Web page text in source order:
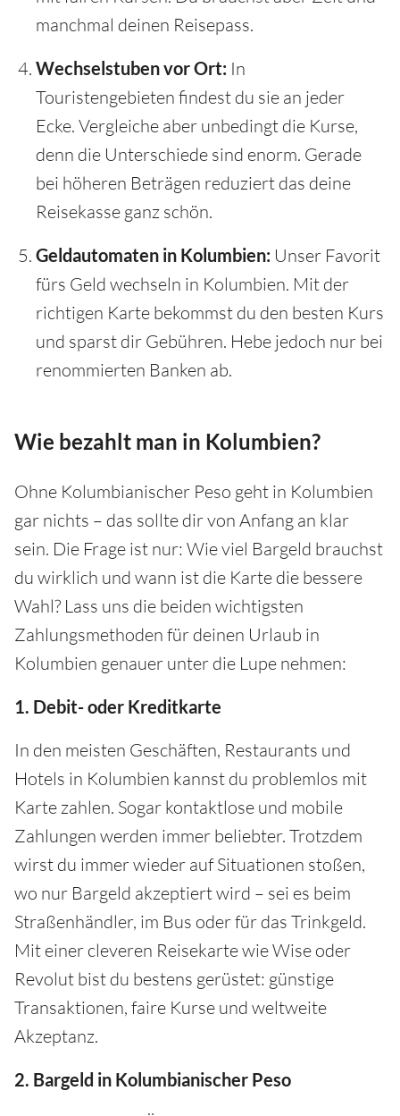
manchmal deinen Reisepass.
Wechselstuben vor Ort: In
Touristengebieten findest du sie an jeder
Ecke. Vergleiche aber unbedingt die Kurse,
denn die Unterschiede sind enorm. Gerade
bei höheren Beträgen reduziert das deine
Reisekasse ganz schön.
Geldautomaten in Kolumbien: Unser Favorit
fürs Geld wechseln in Kolumbien. Mit der
richtigen Karte bekommst du den besten Kurs
und sparst dir Gebühren. Hebe jedoch nur bei
renommierten Banken ab.
Wie bezahlt man in Kolumbien?
Ohne Kolumbianischer Peso geht in Kolumbien
gar nichts – das sollte dir von Anfang an klar
sein. Die Frage ist nur: Wie viel Bargeld brauchst
du wirklich und wann ist die Karte die bessere
Wahl? Lass uns die beiden wichtigsten
Zahlungsmethoden für deinen Urlaub in
Kolumbien genauer unter die Lupe nehmen:
1. Debit- oder Kreditkarte
In den meisten Geschäften, Restaurants und
Hotels in Kolumbien kannst du problemlos mit
Karte zahlen. Sogar kontaktlose und mobile
Zahlungen werden immer beliebter. Trotzdem
wirst du immer wieder auf Situationen stoßen,
wo nur Bargeld akzeptiert wird – sei es beim
Straßenhändler, im Bus oder für das Trinkgeld.
Mit einer cleveren Reisekarte wie Wise oder
Revolut bist du bestens gerüstet: günstige
Transaktionen, faire Kurse und weltweite
Akzeptanz.
2. Bargeld in Kolumbianischer Peso